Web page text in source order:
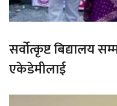
सर्वोत्कृष्ट बिद्यालय
एकेडेमीलाई